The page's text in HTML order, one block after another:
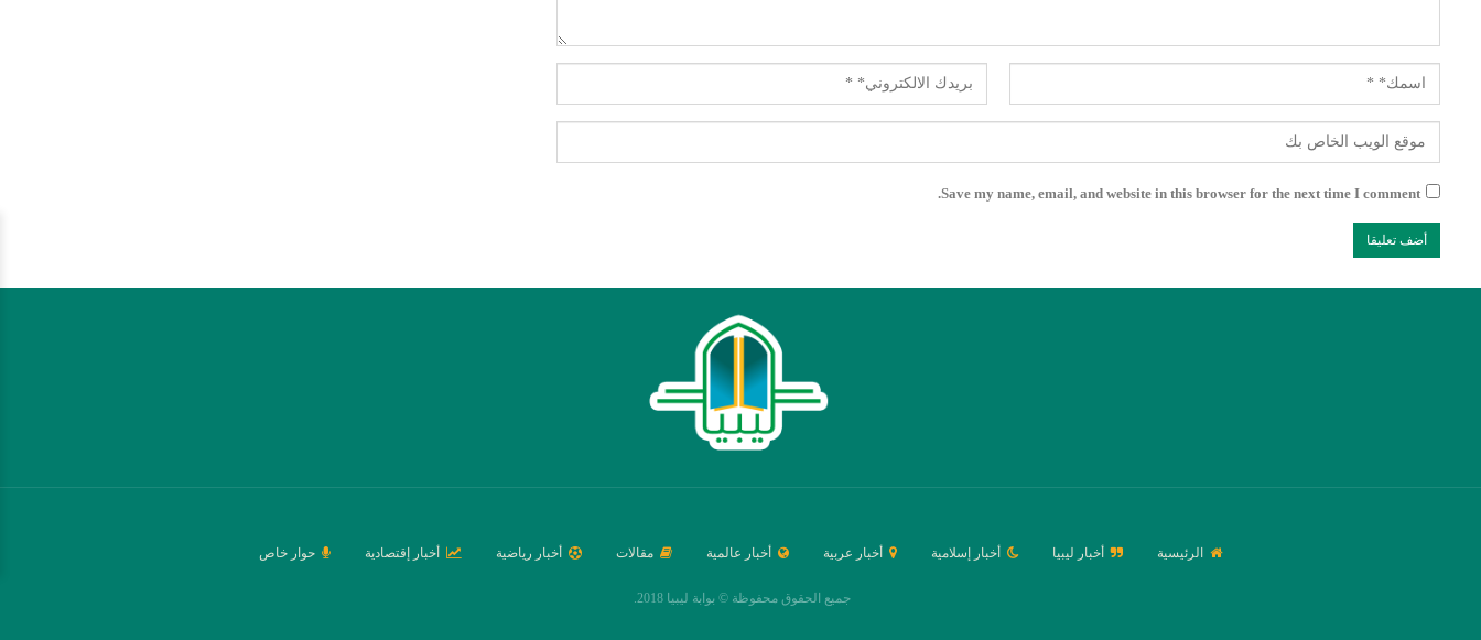
Save my name, email, and website in this browser for the next time I comment.
الرئيسية أخبار ليبيا أخبار إسلامية أخبار عربية أخبار عالمية مقالات أخبار رياضية أخبار إقتصادية حوار خاص
جميع الحقوق محفوظة © بوابة ليبيا 2018.